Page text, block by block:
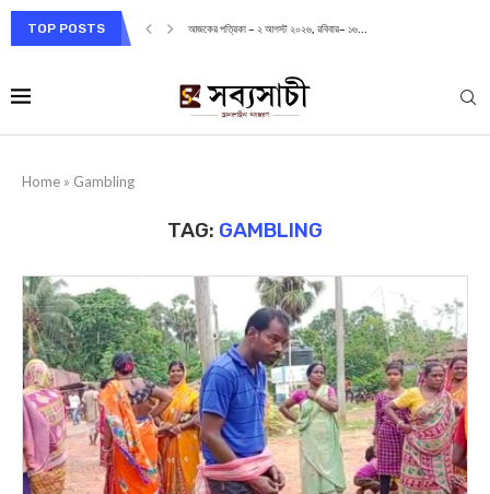
TOP POSTS আজকের পত্রিকা – ২ আগস্ট ২০২৬, রবিবার– ১৬...
Home » Gambling
TAG: GAMBLING